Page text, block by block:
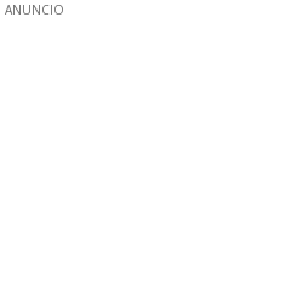
ANUNCIO